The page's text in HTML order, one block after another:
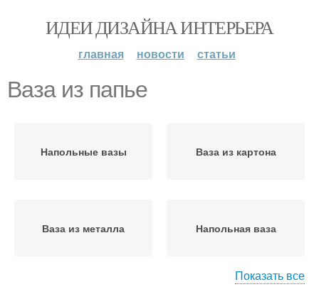
ИДЕИ ДИЗАЙНА ИНТЕРЬЕРА
главная новости статьи
Ваза из папье
Напольные вазы Ваза из картона
Ваза из металла Напольная ваза
Показать все